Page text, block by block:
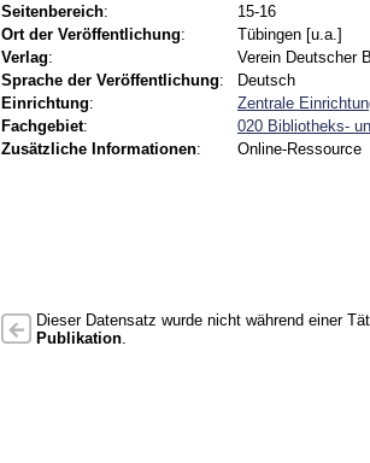
Seitenbereich:
15-16
Ort der Veröffentlichung:
Tübingen [u.a.]
Verlag:
Verein Deutscher
Sprache der Veröffentlichung:
Deutsch
Einrichtung:
Zentrale
Fachgebiet:
020 Bibliotheks-
Zusätzliche Informationen: Online-Ressource
Dieser Datensatz wurde nicht während einer
Publikation